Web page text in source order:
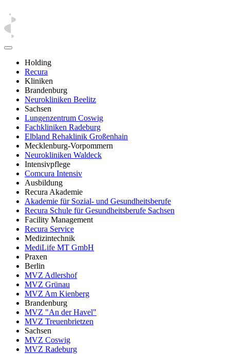
Holding
Recura
Kliniken
Brandenburg
Neurokliniken Beelitz
Sachsen
Lungenzentrum Coswig
Fachkliniken Radeburg
Elbland Rehaklinik Großenhain
Mecklenburg-Vorpommern
Neurokliniken Waldeck
Intensivpflege
Comcura Intensiv
Ausbildung
Recura Akademie
Akademie für Sozial- und Gesundheitsberufe
Recura Schule für Gesundheitsberufe Sachsen
Facility Management
Recura Service
Medizintechnik
MediLife MT GmbH
Praxen
Berlin
MVZ Adlershof
MVZ Grünau
MVZ Am Kienberg
Brandenburg
MVZ "An der Havel"
MVZ Treuenbrietzen
Sachsen
MVZ Coswig
MVZ Radeburg